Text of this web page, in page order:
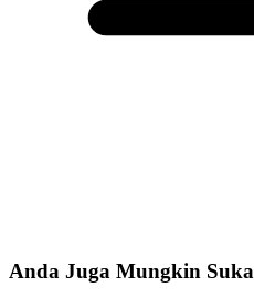
Anda Juga Mungkin Suka